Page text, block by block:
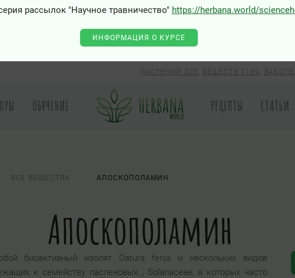
рассылок "Научное травничество" https://herbana.world/
ИНФОРМАЦИЯ О КУРСЕ
РАСТЕНИЙ 303 ВЕЩЕСТВ 1159
ОБУЧЕНИЕ РЕЦЕПТЫ СТАТЬИ
ВСЕ ВЕЩЕСТВА АПОСКОПОЛАМИН
Апоскополамин
биоактивный изолят Datura ferox и нескольких видов
к семейству пасленовых , Solanaceae, в которых часто
0 - Class "Joomla\Input\Json" not found